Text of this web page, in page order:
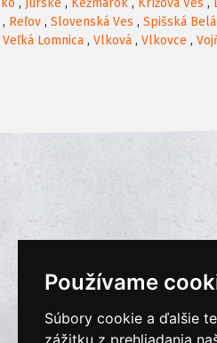
Používame
Súbory cookie a ďalšie
zážitku z prehliadania
, Jurské , Kežmarok , Krížová Ves ,
, Reľov , Slovenská Ves , Spišská Belá
Veľká Lomnica , Vlková , Vlkovce ,
Ochrana osobných údajov
Cookies